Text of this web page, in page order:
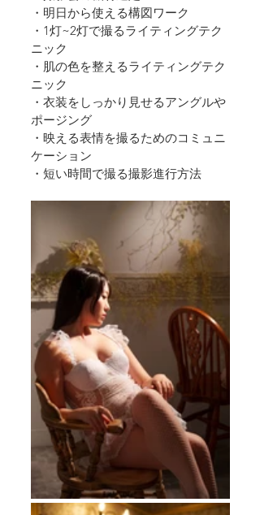
・明日から使える構図ワーク
・1灯~2灯で撮るライティングテク
ニック
・肌の色を整えるライティングテク
ニック
・衣装をしっかり見せるアングルや
ポージング
・映える表情を撮るためのコミュニ
ケーション
・短い時間で撮る撮影進行方法